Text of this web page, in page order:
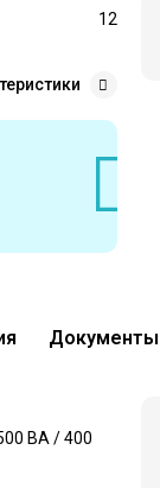
12
Документы
ВА / 400